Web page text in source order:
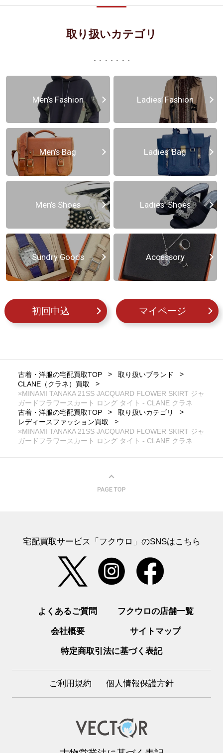
取り扱いカテゴリ
Men’s Fashion Ladies’ Fashion
Men’s Bag Ladies’ Bag
Men’s Shoes Ladies’ Shoes
Sundry Goods Accessory
初回申込 マイページ
古着・洋服の宅配買取TOP
取り扱いブランド
CLANE（クラネ）買取
×MINAMI TANAKA 21SS JACQUARD FLOWER SKIRT ジャ
ガードフラワースカート ロング タイト - CLANE クラネ
古着・洋服の宅配買取TOP
取り扱いカテゴリ
レディースファッション買取
×MINAMI TANAKA 21SS JACQUARD FLOWER SKIRT ジャ
ガードフラワースカート ロング タイト - CLANE クラネ
宅配買取サービス「フクウロ」のSNSはこちら
よくあるご質問 フクウロの店舗一覧
会社概要 サイトマップ
特定商取引法に基づく表記
ご利用規約 個人情報保護方針